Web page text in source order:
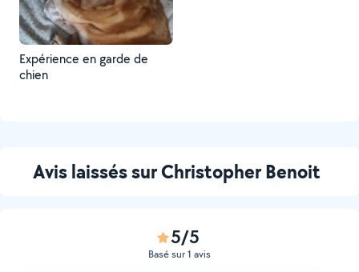
Expérience en garde de
chien
Avis laissés sur Christopher Benoit
5/5
Basé sur 1 avis